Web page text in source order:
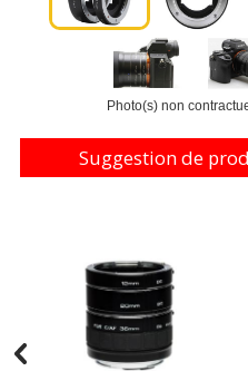
Photo(s) non
Suggestion de